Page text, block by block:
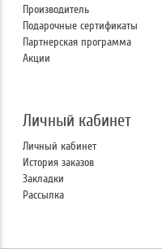
Производитель
Подарочные сертификаты
Партнерская программа
Акции
Личный кабинет
Личный кабинет
История заказов
Закладки
Рассылка